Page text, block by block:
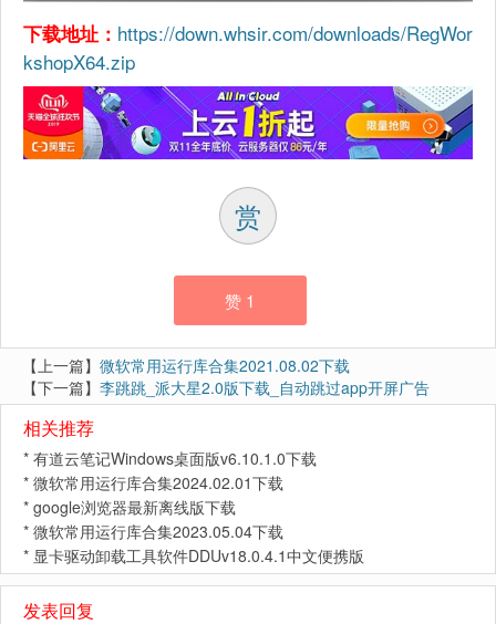
下载地址： https://down.whsir.com/downloads/RegWor
kshopX64.zip
赏
赞 1
【上一篇】 微软常用运行库合集2021.08.02下载
【下一篇】 李跳跳_派大星2.0版下载_自动跳过app开屏广告
相关推荐
* 有道云笔记Windows桌面版v6.10.1.0下载
* 微软常用运行库合集2024.02.01下载
* google浏览器最新离线版下载
* 微软常用运行库合集2023.05.04下载
* 显卡驱动卸载工具软件DDUv18.0.4.1中文便携版
发表回复